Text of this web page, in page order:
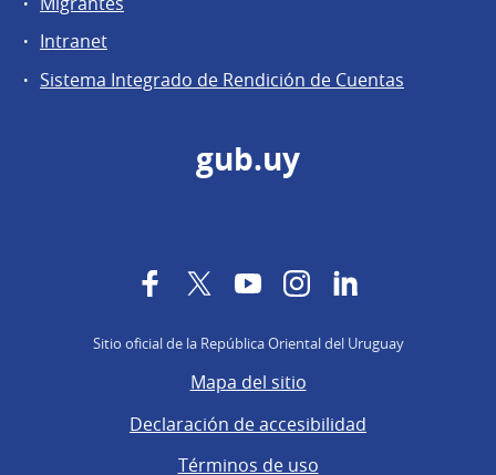
Intranet
Sistema Integrado de Rendición de Cuentas
gub.uy
FacebookTwitterYouTubeInstagram
Sitio oficial de la República Oriental del Uruguay
Mapa del sitio
Declaración de accesibilidad
Términos de uso